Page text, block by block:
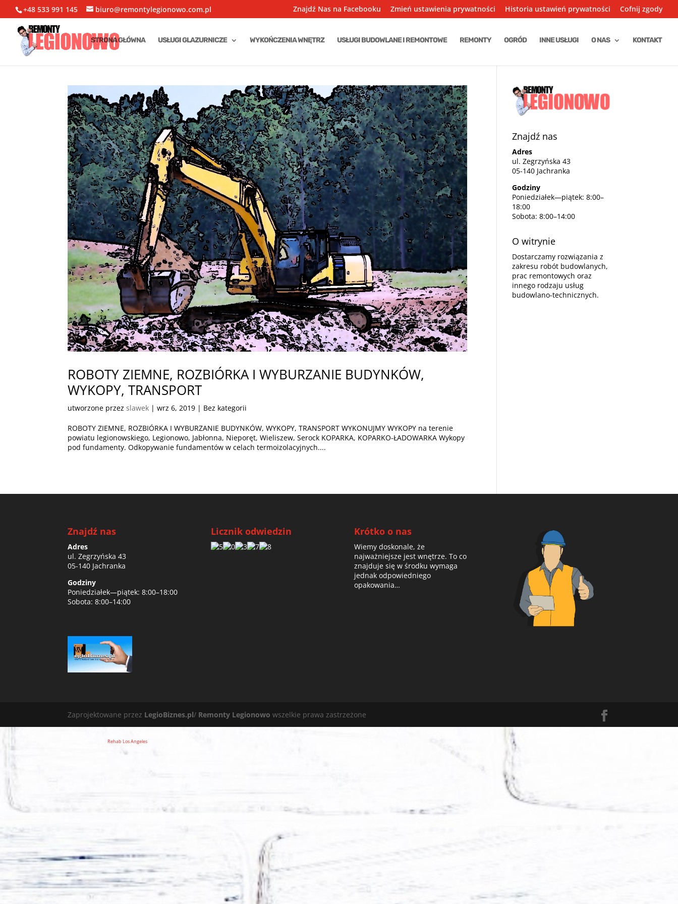
+48 533 991 145 biuro@remontylegionowo.com.pl Znajdź Nas na Facebooku Zmień ustawienia prywatności Historia ustawień prywatności Cofnij zgody
STRONA GŁÓWNA USŁUGI GLAZURNICZE WYKOŃCZENIA WNĘTRZ USŁUGI BUDOWLANE I REMONTOWE REMONTY OGRÓD INNE USŁUGI O NAS KONTAKT
ROBOTY ZIEMNE, ROZBIÓRKA I WYBURZANIE BUDYNKÓW,
WYKOPY, TRANSPORT
utworzone przezslawek |wrz 6, 2019 | Bez kategorii
ROBOTY ZIEMNE, ROZBIÓRKA I WYBURZANIE BUDYNKÓW, WYKOPY, TRANSPORT WYKONUJMY WYKOPY na terenie
powiatu legionowskiego, Legionowo, Jabłonna, Nieporęt, Wieliszew, Serock KOPARKA, KOPARKO-ŁADOWARKA Wykopy
pod fundamenty. Odkopywanie fundamentów w celach termoizolacyjnych....
Znajdź nas
Adres
ul. Zegrzyńska 43
05-140 Jachranka
Godziny
Poniedziałek—piątek: 8:00–
18:00
Sobota: 8:00–14:00
O witrynie
Dostarczamy rozwiązania z
zakresu robót budowlanych,
prac remontowych oraz
innego rodzaju usług
budowlano-technicznych.
Znajdź nas
Adres
ul. Zegrzyńska 43
05-140 Jachranka
Godziny
Poniedziałek—piątek: 8:00–18:00
Sobota: 8:00–14:00
Licznik odwiedzin Krótko o nas
Wiemy doskonale, że
najważniejsze jest wnętrze. To co
znajduje się w środku wymaga
jednak odpowiedniego
opakowania…
Zaprojektowane przez LegioBiznes.pl/ Remonty Legionowo wszelkie prawa zastrzeżone
Rehab Los Angeles